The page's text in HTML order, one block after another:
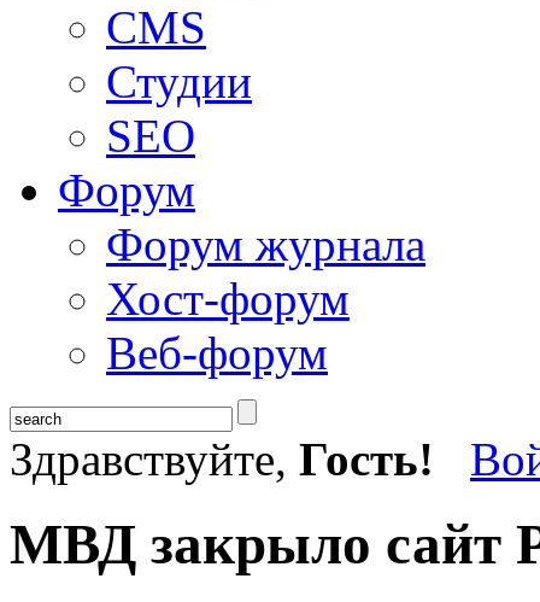
CMS
Студии
SEO
Форум
Форум журнала
Хост-форум
Веб-форум
Здравствуйте, Гость!
МВД закрыло сайт